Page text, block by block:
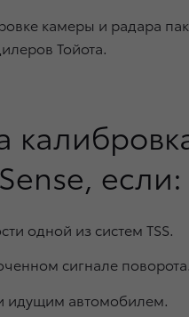
камеры и радара
Тойота.
если:
одной из систем TSS.
сигнале поворота.
идущим автомобилем.